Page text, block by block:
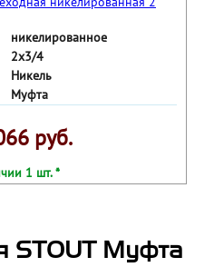
никелированное
2x3/4
Никель
Муфта
руб.
1 шт. *
STOUT Муфта